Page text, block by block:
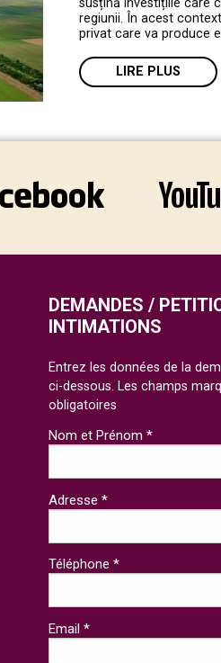
susțină investițiile care
regiunii. În acest
privat care va produce
LIRE PLUS
DEMANDES /
INTIMATIONS
Entrez les données de la
ci-dessous. Les champs
obligatoires
Nom et Prénom *
Adresse *
Téléphone *
Email *